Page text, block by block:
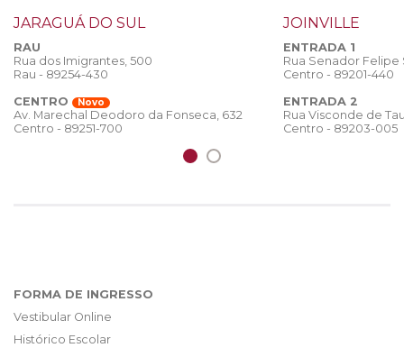
JARAGUÁ DO SUL
RAU
Rua dos Imigrantes, 500
Rau - 89254-430
CENTRO
Novo
Av. Marechal Deodoro da Fonseca, 632
Centro - 89251-700
JOINVILLE
ENTRADA 1
Rua Senador
Centro - 89201-440
ENTRADA 2
Rua Visconde de
Centro - 89203-005
FORMA DE INGRESSO
Vestibular Online
Histórico Escolar